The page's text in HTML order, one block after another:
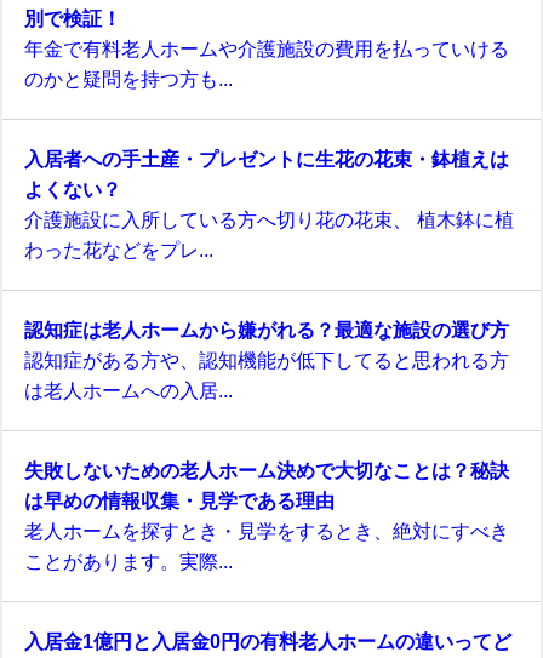
別で検証！
年金で有料老人ホームや介護施設の費用を払っていける
のかと疑問を持つ方も...
入居者への手土産・プレゼントに生花の花束・鉢植えは
よくない？
介護施設に入所している方へ切り花の花束、 植木鉢に植
わった花などをプレ...
認知症は老人ホームから嫌がれる？最適な施設の選び方
認知症がある方や、認知機能が低下してると思われる方
は老人ホームへの入居...
失敗しないための老人ホーム決めで大切なことは？秘訣
は早めの情報収集・見学である理由
老人ホームを探すとき・見学をするとき、絶対にすべき
ことがあります。実際...
入居金1億円と入居金0円の有料老人ホームの違いってど